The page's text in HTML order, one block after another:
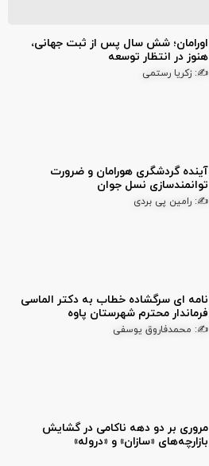
اورامان؛ شش سال پس از ثبت جهانی،
هنوز در انتظار توسعه
✍: زکریا رستمی
آینده گردشگری هورامان و ضرورت
توانمندسازی نسل جوان
✍: رامین پی بردی
نامه ای سرگشاده خطاب به دکتر الماسی
فرماندار محترم شهرستان پاوه
✍: محمدفاروق یوسفی
مروری بر دو دهه ناکامی در گشایش
بازارچه‌های «سازان» و «دروله»